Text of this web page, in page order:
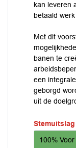
kan leveren
betaald
Met dit
banen te
een
geborgd
uit de
Stemuitslag
100% Voor